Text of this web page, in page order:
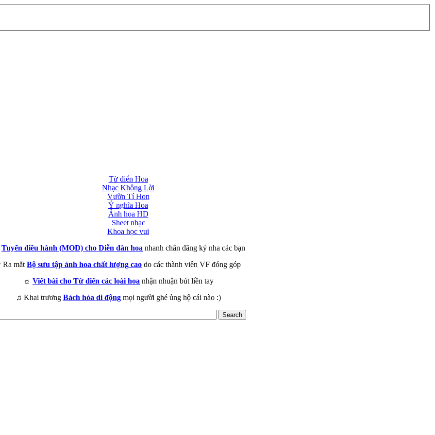
Từ điển Hoa
Nhạc Không Lời
Vườn Tí Hon
Ý nghĩa Hoa
Ảnh hoa HD
Sheet nhạc
Khoa học vui
Tuyển điều hành (MOD) cho Diễn đàn hoa nhanh chân đăng ký nha các bạn
Ra mắt Bộ sưu tập ảnh hoa chất lượng cao do các thành viên VF đóng góp
☼ Viết bài cho Từ điển các loài hoa nhận nhuận bút liền tay
♫ Khai trương Bách hóa di động mọi người ghé ủng hộ cái nào :)